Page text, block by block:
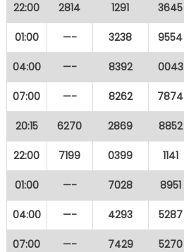
22:00 2814 1291 3645
01:00 —- 3238 9554
04:00 —- 8392 0043
07:00 —- 8262 7874
20:15 6270 2869 8852
22:00 7199 0399 1141
01:00 —- 7028 8951
04:00 —- 4293 5287
07:00 —- 7429 5270